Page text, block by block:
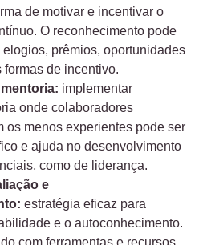
de motivar e incentivar o
O reconhecimento pode
prêmios, oportunidades
de incentivo.
implementar
onde colaboradores
os menos experientes pode ser
e ajuda no desenvolvimento
como de liderança.
e
estratégia eficaz para
e o autoconhecimento.
com ferramentas e recursos